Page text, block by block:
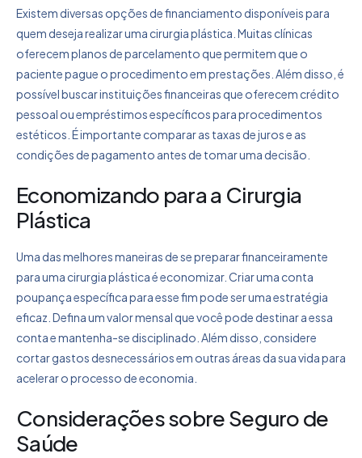
Existem diversas opções de financiamento disponíveis para
quem deseja realizar uma cirurgia plástica. Muitas clínicas
oferecem planos de parcelamento que permitem que o
paciente pague o procedimento em prestações. Além disso, é
possível buscar instituições financeiras que oferecem crédito
pessoal ou empréstimos específicos para procedimentos
estéticos. É importante comparar as taxas de juros e as
condições de pagamento antes de tomar uma decisão.
Economizando para a Cirurgia
Plástica
Uma das melhores maneiras de se preparar financeiramente
para uma cirurgia plástica é economizar. Criar uma conta
poupança específica para esse fim pode ser uma estratégia
eficaz. Defina um valor mensal que você pode destinar a essa
conta e mantenha-se disciplinado. Além disso, considere
cortar gastos desnecessários em outras áreas da sua vida para
acelerar o processo de economia.
Considerações sobre Seguro de
Saúde